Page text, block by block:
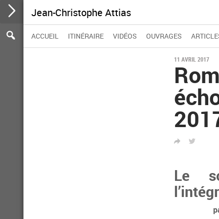
Jean-Christophe Attias
contenu
rendre
à
ACCUEIL ITINÉRAIRE VIDÉOS OUVRAGES
11 AVRIL 2017
PARTAGER
Le
Participer
Rechercher : Rechercher